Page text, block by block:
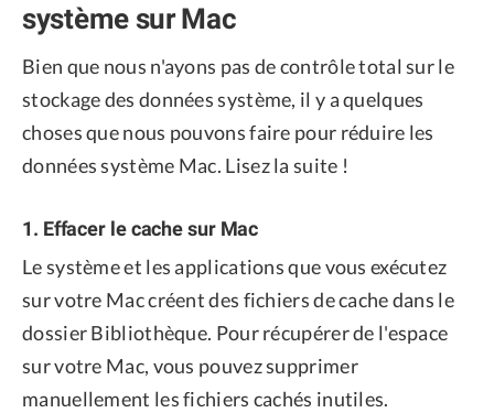
système sur Mac
Bien que nous n'ayons pas de contrôle total sur le
stockage des données système, il y a quelques
choses que nous pouvons faire pour réduire les
données système Mac. Lisez la suite !
1. Effacer le cache sur Mac
Le système et les applications que vous exécutez
sur votre Mac créent des fichiers de cache dans le
dossier Bibliothèque. Pour récupérer de l'espace
sur votre Mac, vous pouvez supprimer
manuellement les fichiers cachés inutiles.